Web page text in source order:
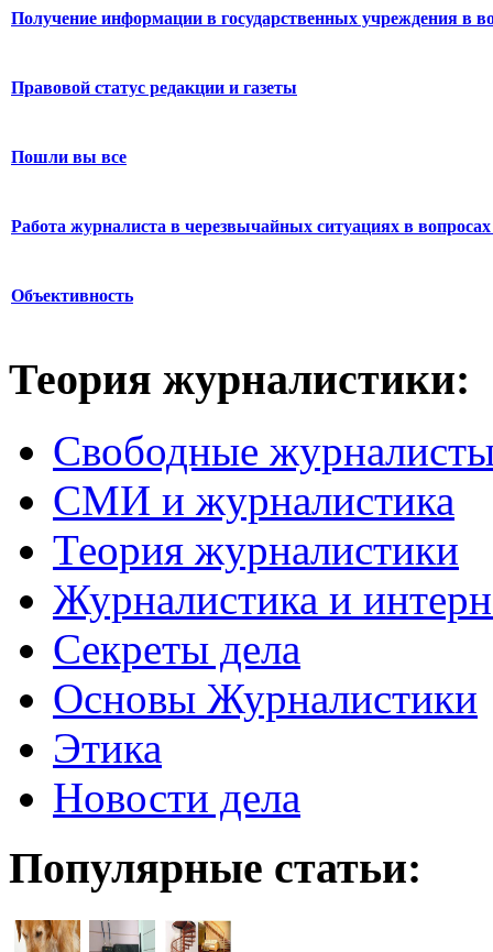
Получение информации в государственных учреждения в
Правовой статус редакции и газеты
Пошли вы все
Работа журналиста в черезвычайных ситуациях в вопросах
Объективность
Теория журналистики:
Свободные
СМИ и журналистика
Теория журналистики
Журналистика и
Секреты дела
Основы Журналистики
Этика
Новости дела
Популярные статьи: